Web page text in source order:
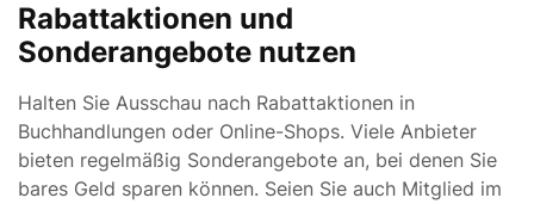
Rabattaktionen und
Sonderangebote nutzen
Halten Sie Ausschau nach Rabattaktionen in
Buchhandlungen oder Online-Shops. Viele Anbieter
bieten regelmäßig Sonderangebote an, bei denen Sie
bares Geld sparen können. Seien Sie auch Mitglied im